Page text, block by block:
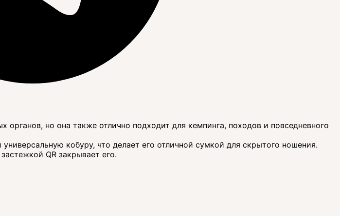
но она также отлично подходит для кемпинга, походов и повседневного
кобуру, что делает его отличной сумкой для скрытого ношения.
QR закрывает его.